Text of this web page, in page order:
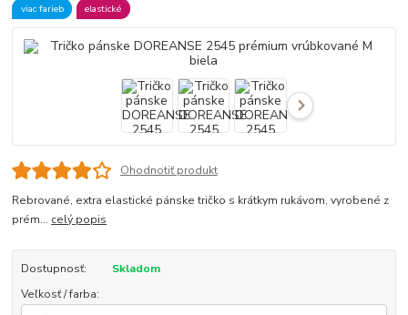
viac farieb elastické
Ohodnotiť produkt
Rebrované, extra elastické pánske tričko s krátkym rukávom, vyrobené z
prém... celý popis
Dostupnosť:
Skladom
Veľkosť / farba: